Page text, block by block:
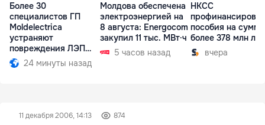
Более 30
специалистов ГП
Moldelectrica
устраняют
повреждения ЛЭП
Бельцы-Днестровск
24 минуты назад
Молдова обеспечена
электроэнергией на
8 августа: Energocom
закупил 11 тыс. МВт·ч
5 часов назад
НКСС
пособия на сумму
более 378 млн
вчера
11 декабря 2006, 14:13 874